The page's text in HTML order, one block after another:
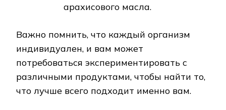
арахисового масла.
Важно помнить, что каждый организм
индивидуален, и вам может
потребоваться экспериментировать с
различными продуктами, чтобы найти то,
что лучше всего подходит именно вам.